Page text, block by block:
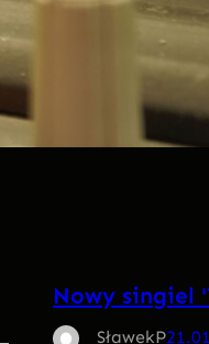
Nowy singiel
SławekP